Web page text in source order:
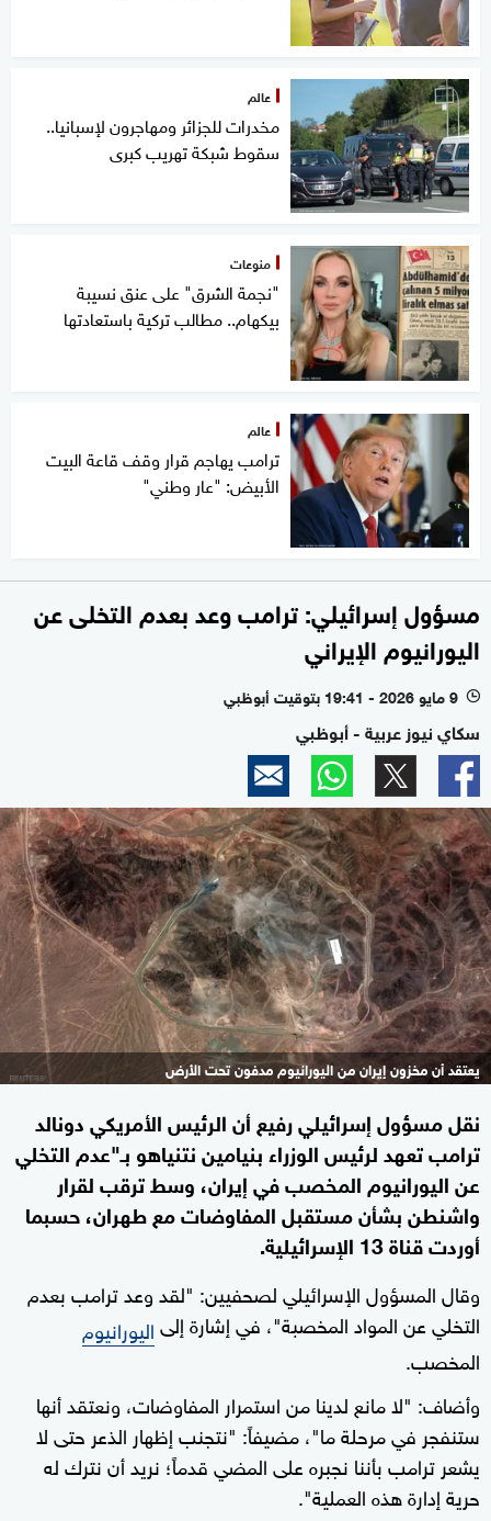
عالم
مخدرات للجزائر ومهاجرون لإسبانيا..
سقوط شبكة تهريب كبرى
منوعات
"نجمة الشرق" على عنق نسيبة
بيكهام.. مطالب تركية باستعادتها
عالم
ترامب يهاجم قرار وقف قاعة البيت
الأبيض: "عار وطني"
مسؤول إسرائيلي: ترامب وعد بعدم التخلى عن
اليورانيوم الإيراني
l 9 مايو 2026 - 19:41 بتوقيت أبوظبي
سكاي نيوز عربية - أبوظبي
يعتقد أن مخزون إيران من اليورانيوم مدفون تحت الأرض
نقل مسؤول إسرائيلي رفيع أن الرئيس الأمريكي دونالد
ترامب تعهد لرئيس الوزراء بنيامين نتنياهو بـ"عدم التخلي
عن اليورانيوم المخصب في إيران، وسط ترقب لقرار
واشنطن بشأن مستقبل المفاوضات مع طهران، حسبما
أوردت قناة 13 الإسرائيلية.
وقال المسؤول الإسرائيلي لصحفيين: "لقد وعد ترامب بعدم
التخلي عن المواد المخصبة"، في إشارة إلىاليورانيوم
المخصب.
وأضاف: "لا مانع لدينا من استمرار المفاوضات، ونعتقد أنها
ستنفجر في مرحلة ما"، مضيفاً: "نتجنب إظهار الذعر حتى لا
يشعر ترامب بأننا نجبره على المضي قدماً؛ نريد أن نترك له
حرية إدارة هذه العملية".